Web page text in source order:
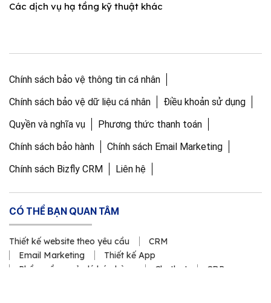
Các dịch vụ hạ tầng kỹ thuật khác
Chính sách bảo vệ thông tin cá nhân
Chính sách bảo vệ dữ liệu cá nhân
Điều khoản sử dụng
Quyền và nghĩa vụ
Phương thức thanh toán
Chính sách bảo hành
Chính sách Email Marketing
Chính sách Bizfly CRM
Liên hệ
CÓ THỂ BẠN QUAN TÂM
Thiết kế website theo yêu cầu
CRM
Email Marketing
Thiết kế App
Phần mềm quản lý bán hàng
Chatbot CDP